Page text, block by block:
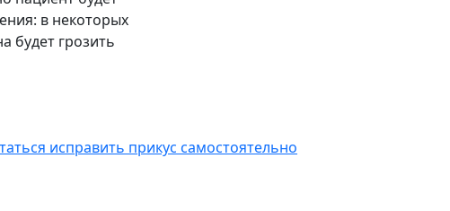
в некоторых
будет грозить
исправить прикус самостоятельно